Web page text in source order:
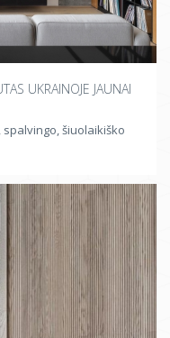
UKRAINOJE JAUNAI
šiuolaikiško